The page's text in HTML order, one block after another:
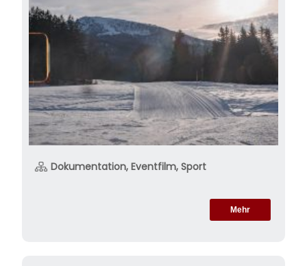
Dokumentation, Eventfilm, Sport
Mehr